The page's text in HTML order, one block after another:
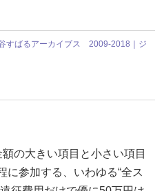
すばるアーカイブス 2009-2018｜ジ
の大きい項目と小さい項目
に参加する、いわゆる“全ス